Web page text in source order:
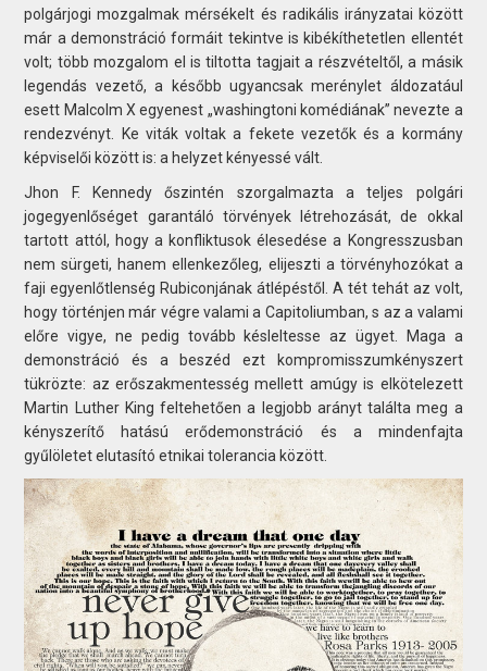
polgárjogi mozgalmak mérsékelt és radikális irányzatai között
már a demonstráció formáit tekintve is kibékíthetetlen ellentét
volt; több mozgalom el is tiltotta tagjait a részvételtől, a másik
legendás vezető, a később ugyancsak merénylet áldozatául
esett Malcolm X egyenest „washingtoni komédiának” nevezte a
rendezvényt. Ke viták voltak a fekete vezetők és a kormány
képviselői között is: a helyzet kényessé vált.
Jhon F. Kennedy őszintén szorgalmazta a teljes polgári
jogegyenlőséget garantáló törvények létrehozását, de okkal
tartott attól, hogy a konfliktusok élesedése a Kongresszusban
nem sürgeti, hanem ellenkezőleg, elijeszti a törvényhozókat a
faji egyenlőtlenség Rubiconjának átlépéstől. A tét tehát az volt,
hogy történjen már végre valami a Capitoliumban, s az a valami
előre vigye, ne pedig tovább késleltesse az ügyet. Maga a
demonstráció és a beszéd ezt kompromisszumkényszert
tükrözte: az erőszakmentesség mellett amúgy is elkötelezett
Martin Luther King feltehetően a legjobb arányt találta meg a
kényszerítő hatású erődemonstráció és a mindenfajta
gyűlöletet elutasító etnikai tolerancia között.